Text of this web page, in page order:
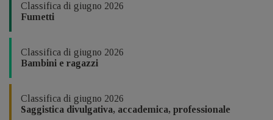
Classifica di giugno 2026
Fumetti
Classifica di giugno 2026
Bambini e ragazzi
Classifica di giugno 2026
Saggistica divulgativa, accademica, professionale